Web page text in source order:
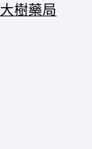
大樹藥局